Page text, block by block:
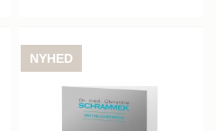
NYHED